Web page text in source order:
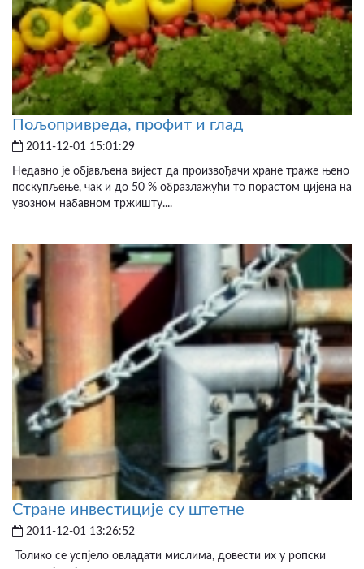
Пољопривреда, профит и глад
2011-12-01 15:01:29
Недавно је објављена вијест да произвођачи хране траже њено
поскупљење, чак и до 50 % образлажући то порастом цијена на
увозном набавном тржишту....
Стране инвестиције су штетне
2011-12-01 13:26:52
Толико се успјело овладати мислима, довести их у ропски